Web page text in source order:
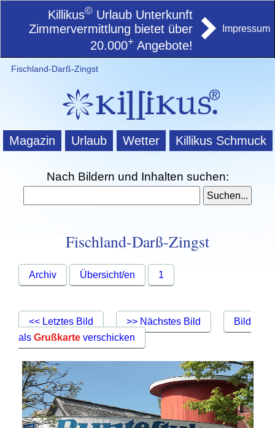
Killikus© Urlaub Unterkunft
Zimmervermittlung bietet über
20.000+ Angebote!
Impressum
Fischland-Darß-Zingst
Magazin Urlaub Wetter Killikus Schmuck
Nach Bildern und Inhalten suchen:
Fischland-Darß-Zingst
Archiv Übersicht/en 1
<< Letztes Bild >> Nächstes Bild
Bild
alsGrußkarte verschicken